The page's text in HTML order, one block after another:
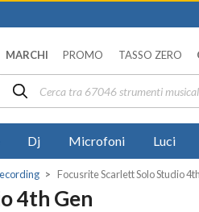
MARCHI PROMO TASSO ZERO
Dj Microfoni Luci
Focusrite Scarlett Solo Studio
4th Gen